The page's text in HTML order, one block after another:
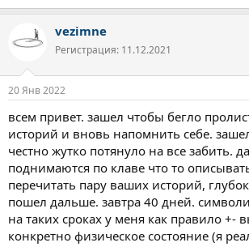
vezimne
Регистрация: 11.12.2021
20 Янв 2022
всем привет. зашел чтобы бегло
историй и вновь напомнить себе.
честно жутко потянуло на все забить.
поднимаются по клаве что то
перечитать пару ваших историй,
пошел дальше. завтра 40 дней.
на таких сроках у меня как правило +-
конкретно физическое состояние (я